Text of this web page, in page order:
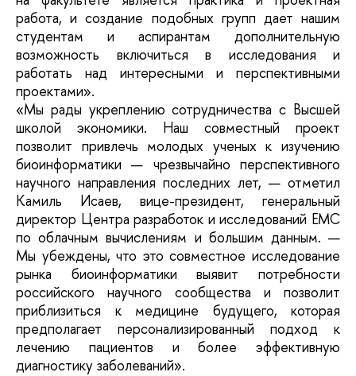
работа, и создание подобных групп дает нашим
студентам и аспирантам дополнительную
возможность включиться в исследования и
работать над интересными и перспективными
проектами».
«Мы рады укреплению сотрудничества с Высшей
школой экономики. Наш совместный проект
позволит привлечь молодых ученых к изучению
биоинформатики — чрезвычайно перспективного
научного направления последних лет, — отметил
Камиль Исаев, вице-президент, генеральный
директор Центра разработок и исследований EMC
по облачным вычислениям и большим данным. —
Мы убеждены, что это совместное исследование
рынка биоинформатики выявит потребности
российского научного сообщества и позволит
приблизиться к медицине будущего, которая
предполагает персонализированный подход к
лечению пациентов и более эффективную
диагностику заболеваний».